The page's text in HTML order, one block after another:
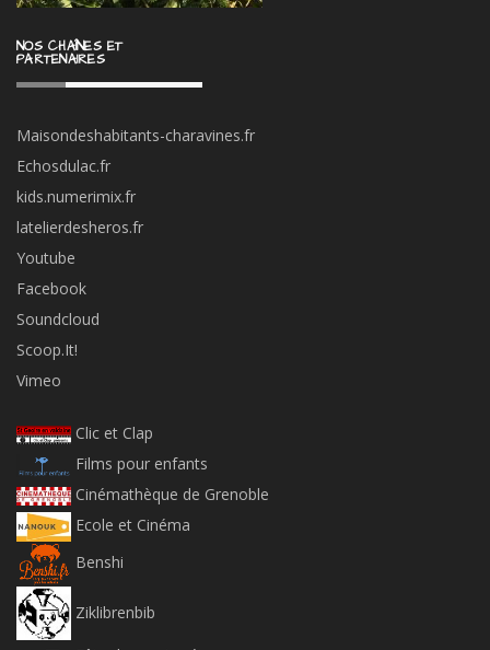
NOS CHAÎNES ET
PARTENAIRES
Maisondeshabitants-charavines.fr
Echosdulac.fr
kids.numerimix.fr
latelierdesheros.fr
Youtube
Facebook
Soundcloud
Scoop.It!
Vimeo
Clic et Clap
Films pour enfants
Cinémathèque de Grenoble
Ecole et Cinéma
Benshi
Ziklibrenbib